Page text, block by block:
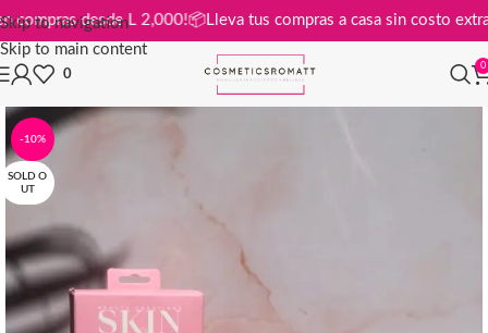
Skip to navigation
Skip to main content
en compras desde L 2,000! 📦Lleva tus compras a casa sin
0
0
-10%
SOLD O
UT